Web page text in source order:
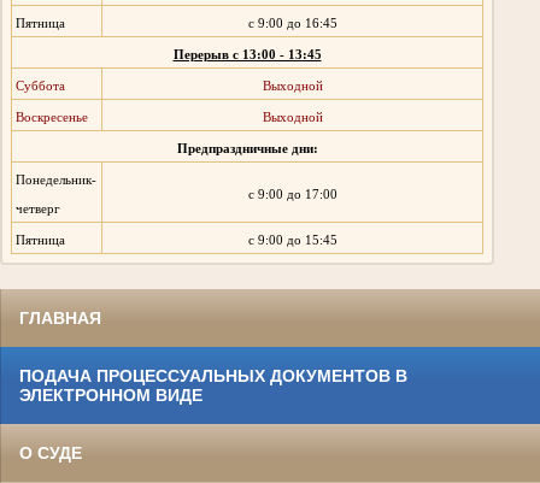
Пятница с 9:00 до 16:45
Перерыв с 13:00 - 13:45
Суббота Выходной
Воскресенье Выходной
Предпраздничные дни:
Понедельник-
четверг
с 9:00 до 17:00
Пятница с 9:00 до 15:45
ГЛАВНАЯ
ПОДАЧА ПРОЦЕССУАЛЬНЫХ ДОКУМЕНТОВ В
ЭЛЕКТРОННОМ ВИДЕ
О СУДЕ